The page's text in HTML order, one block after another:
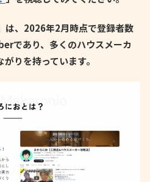
は、2026年2月時点で登録者数
であり、多くのハウスメーカ
りを持っています。